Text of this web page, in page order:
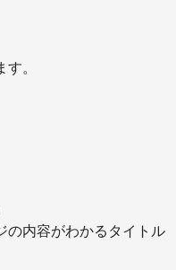
イドライン
イン【2025年9月 日
ージ
。
の内容がわかるタイトル